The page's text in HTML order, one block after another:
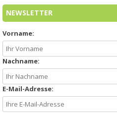
NEWSLETTER
Vorname:
Nachname:
E-Mail-Adresse: